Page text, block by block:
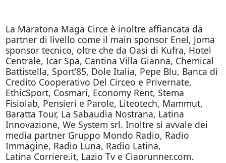
La Maratona Maga Circe è inoltre affiancata da
partner di livello come il main sponsor Enel, Joma
sponsor tecnico, oltre che da Oasi di Kufra, Hotel
Centrale, Icar Spa, Cantina Villa Gianna, Chemical
Battistella, Sport’85, Dole Italia, Pepe Blu, Banca di
Credito Cooperativo Del Circeo e Privernate,
EthicSport, Cosmari, Economy Rent, Stema
Fisiolab, Pensieri e Parole, Liteotech, Mammut,
Baratta Tour, La Sabaudia Nostrana, Latina
Innovazione, We System srl. Inoltre si avvale dei
media partner Gruppo Mondo Radio, Radio
Immagine, Radio Luna, Radio Latina,
Latina Corriere.it, Lazio Tv e Ciaorunner.com.